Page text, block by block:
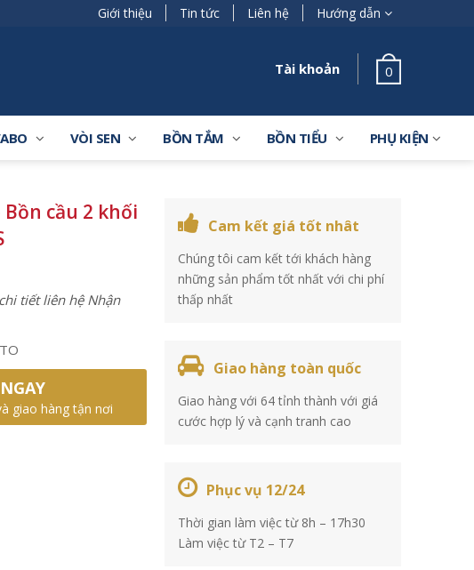
Giới thiệu Tin tức Liên hệ Hướng dẫn
Tài khoản 0
VÒI SEN BỒN TẮM BỒN TIỂU PHỤ KIỆN
Bồn cầu 2 khối
tiết liên hệ Nhận
giao hàng tận nơi
Cam kết giá tốt nhât
Chúng tôi cam kết tới khách hàng
những sản phẩm tốt nhất với chi phí
thấp nhất
Giao hàng toàn quốc
Giao hàng với 64 tỉnh thành với giá
cước hợp lý và cạnh tranh cao
Phục vụ 12/24
Thời gian làm việc từ 8h – 17h30
Làm việc từ T2 – T7